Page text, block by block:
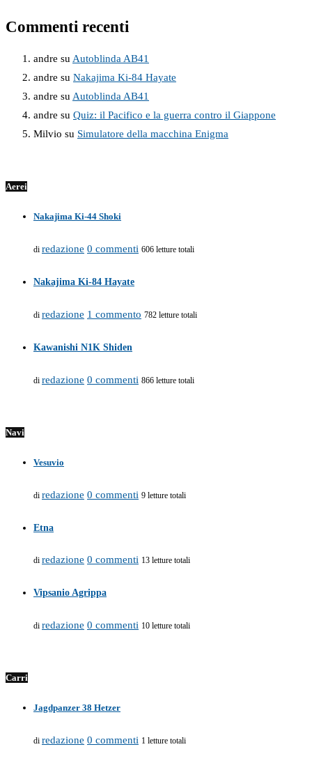
Commenti recenti
andre su Autoblinda AB41
andre su Nakajima Ki-84 Hayate
andre su Autoblinda AB41
andre su Quiz: il Pacifico e la guerra contro il Giappone
Milvio su Simulatore della macchina Enigma
Aerei
Nakajima Ki-44 Shoki
di redazione 0 commenti 606 letture totali
Nakajima Ki-84 Hayate
di redazione 1 commento 782 letture totali
Kawanishi N1K Shiden
di redazione 0 commenti 866 letture totali
Navi
Vesuvio
di redazione 0 commenti 9 letture totali
Etna
di redazione 0 commenti 13 letture totali
Vipsanio Agrippa
di redazione 0 commenti 10 letture totali
Carri
Jagdpanzer 38 Hetzer
di redazione 0 commenti 1 letture totali